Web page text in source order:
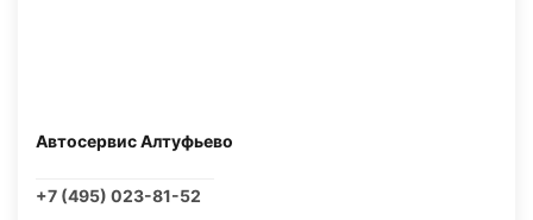
Автосервис Алтуфьево
+7 (495) 023-81-52